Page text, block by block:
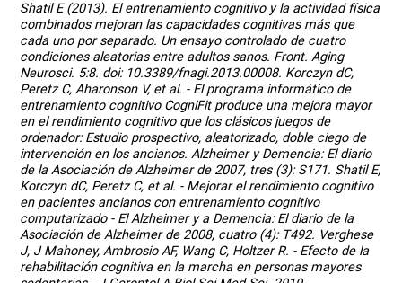
Shatil E (2013). El entrenamiento cognitivo y la actividad física
combinados mejoran las capacidades cognitivas más que
cada uno por separado. Un ensayo controlado de cuatro
condiciones aleatorias entre adultos sanos. Front. Aging
Neurosci. 5:8. doi: 10.3389/fnagi.2013.00008. Korczyn dC,
Peretz C, Aharonson V, et al. - El programa informático de
entrenamiento cognitivo CogniFit produce una mejora mayor
en el rendimiento cognitivo que los clásicos juegos de
ordenador: Estudio prospectivo, aleatorizado, doble ciego de
intervención en los ancianos. Alzheimer y Demencia: El diario
de la Asociación de Alzheimer de 2007, tres (3): S171. Shatil E,
Korczyn dC, Peretz C, et al. - Mejorar el rendimiento cognitivo
en pacientes ancianos con entrenamiento cognitivo
computarizado - El Alzheimer y a Demencia: El diario de la
Asociación de Alzheimer de 2008, cuatro (4): T492. Verghese
J, J Mahoney, Ambrosio AF, Wang C, Holtzer R. - Efecto de la
rehabilitación cognitiva en la marcha en personas mayores